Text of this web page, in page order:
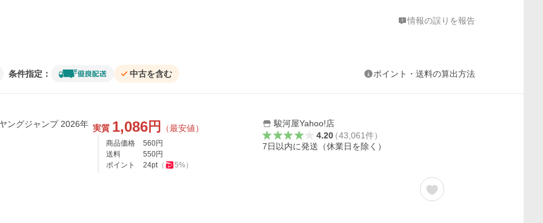
情報の誤りを報告
条件指定： 中古を含む ポイント・送料の算出方法
ングジャンプ 2026年 実質 1,086円 （最安値）
商品価格 560円
送料
550円
ポイント
24pt（ 5%）
駿河屋Yahoo!店
4.20（43,061件）
7日以内に発送（休業日を除く）